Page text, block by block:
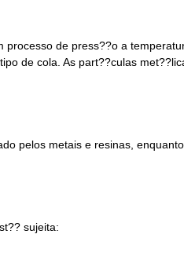
de press??o a
de cola. As part??culas
pelos metais e resinas,
sujeita: